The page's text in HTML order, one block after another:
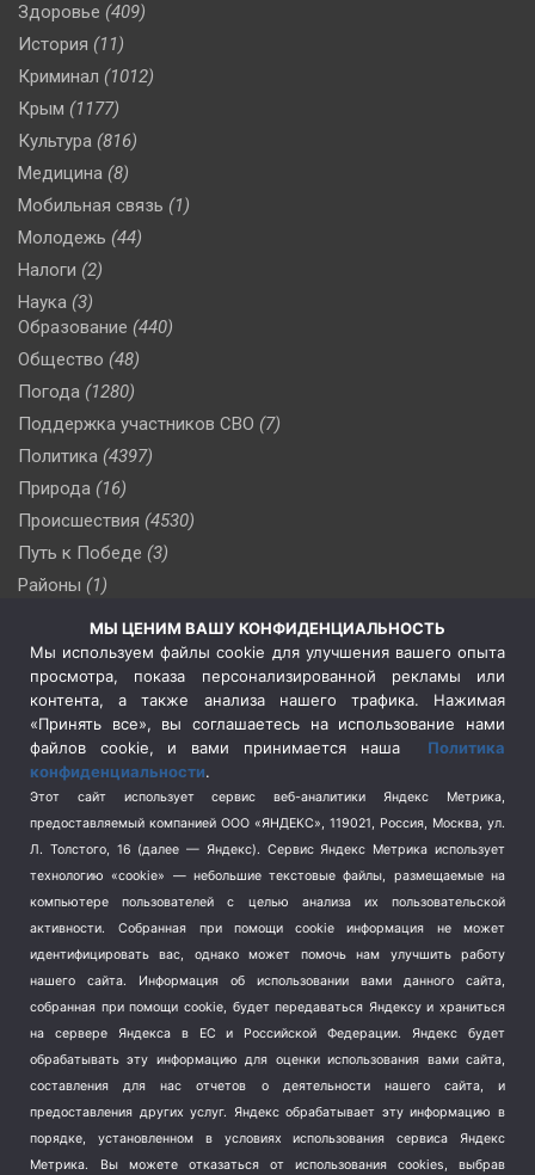
Здоровье (409)
История (11)
Криминал (1012)
Крым (1177)
Культура (816)
Медицина (8)
Мобильная связь (1)
Молодежь (44)
Налоги (2)
Наука (3)
Образование (440)
Общество (48)
Погода (1280)
Поддержка участников СВО (7)
Политика (4397)
Природа (16)
Происшествия (4530)
Путь к Победе (3)
Районы (1)
(510)
Сельское хозяйство (3)
Социальная политика
(3)
Спецоперация в Украине
Спецоперация на Украине
(404)
Спорт (740)
Терроризм (1)
Транспорт (262)
Туризм (178)
Флот (76)
Школа и спорт (2)
Экология (8)
Экономика (1172)
МЫ ЦЕНИМ ВАШУ КОНФИДЕНЦИАЛЬНОСТЬ
Мы используем файлы cookie для улучшения вашего опыта
просмотра, показа персонализированной рекламы или
контента, а также анализа нашего трафика. Нажимая
«Принять все», вы соглашаетесь на использование нами
файлов cookie, и вами принимается наша Политика
конфиденциальности.
Этот сайт использует сервис веб-аналитики Яндекс Метрика,
предоставляемый компанией ООО «ЯНДЕКС», 119021, Россия, Москва, ул.
Л. Толстого, 16 (далее — Яндекс). Сервис Яндекс Метрика использует
технологию «cookie» — небольшие текстовые файлы, размещаемые на
компьютере пользователей с целью анализа их пользовательской
активности.
Собранная при помощи cookie информация не может
идентифицировать вас, однако может помочь нам улучшить работу
нашего сайта. Информация об использовании вами данного сайта,
собранная при помощи cookie, будет передаваться Яндексу и храниться
на сервере Яндекса в ЕС и Российской Федерации. Яндекс будет
обрабатывать эту информацию для оценки использования вами сайта,
составления для нас отчетов о деятельности нашего сайта, и
предоставления других услуг. Яндекс обрабатывает эту информацию в
порядке, установленном в условиях использования сервиса Яндекс
Метрика.
Вы можете отказаться от использования cookies, выбрав